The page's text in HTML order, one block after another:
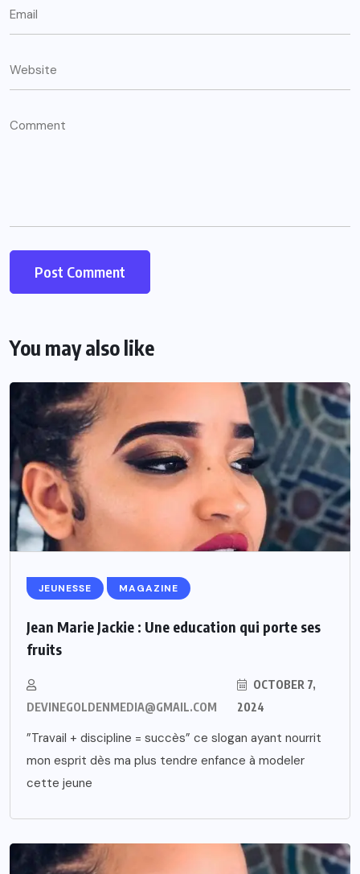
You may also like
JEUNESSE MAGAZINE
Jean Marie Jackie : Une education qui porte ses
fruits
DEVINEGOLDENMEDIA@GMAIL.COM
OCTOBER 7,
2024
”Travail + discipline = succès” ce slogan ayant nourrit
mon esprit dès ma plus tendre enfance à modeler
cette jeune